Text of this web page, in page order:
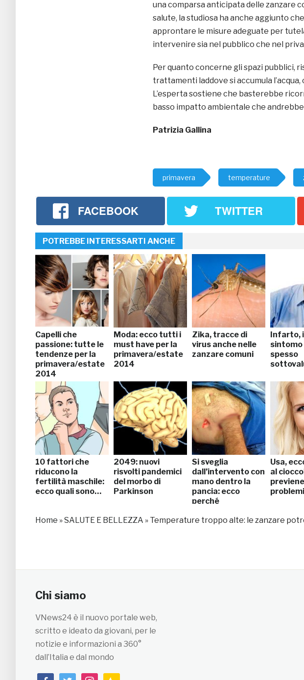
una comparsa anticipata delle zanzare
salute, la studiosa ha anche aggiunto
approntare le misure adeguate per
intervenire sia nel pubblico che nel
Per quanto concerne gli spazi pubblici,
trattamenti laddove si accumula
L’esperta sostiene che basterebbe
basso impatto ambientale che
Patrizia Gallina
primavera temperature
FACEBOOK TWITTER
POTREBBE INTERESSARTI ANCHE
Capelli che
passione: tutte le
tendenze per la
primavera/estate
2014
Moda: ecco tutti i
must have per la
primavera/estate
2014
Zika, tracce di
virus anche nelle
zanzare comuni
Infarto,
sintomo
spesso
10 fattori che
riducono la
fertilità maschile:
ecco quali sono…
2049: nuovi
risvolti pandemici
del morbo di
Parkinson
Si sveglia
dall’intervento con
mano dentro la
pancia: ecco
perché
Usa,
al
Home »SALUTE E BELLEZZA » Temperature troppo alte: le zanzare
Chi siamo
VNews24 è il nuovo portale web,
scritto e ideato da giovani, per le
notizie e informazioni a 360°
dall’Italia e dal mondo